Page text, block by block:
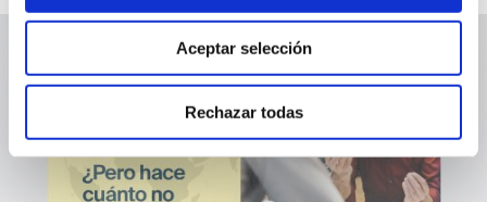
Aceptar selección
Rechazar todas